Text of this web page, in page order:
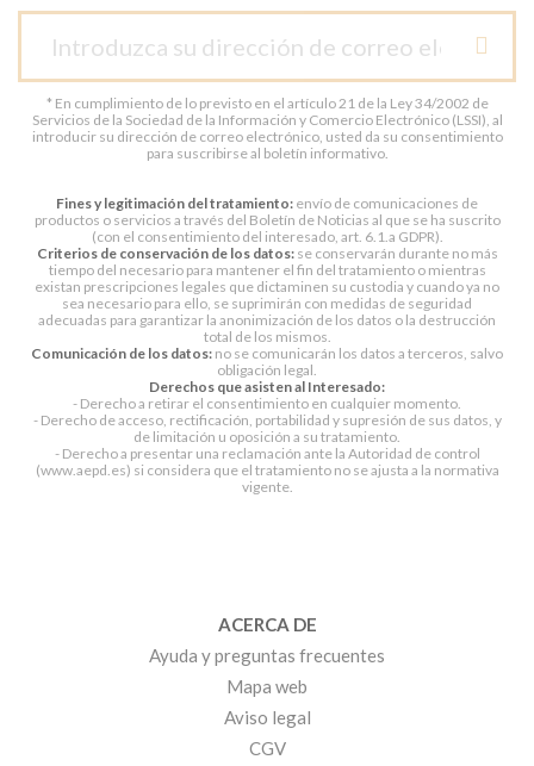
* En cumplimiento de lo previsto en el artículo 21 de la Ley 34/2002 de
Servicios de la Sociedad de la Información y Comercio Electrónico (LSSI), al
introducir su dirección de correo electrónico, usted da su consentimiento
para suscribirse al boletín informativo.
Fines y legitimación del tratamiento: envío de comunicaciones de
productos o servicios a través del Boletín de Noticias al que se ha suscrito
(con el consentimiento del interesado, art. 6.1.a GDPR).
Criterios de conservación de los datos:se conservarán durante no más
tiempo del necesario para mantener el fin del tratamiento o mientras
existan prescripciones legales que dictaminen su custodia y cuando ya no
sea necesario para ello, se suprimirán con medidas de seguridad
adecuadas para garantizar la anonimización de los datos o la destrucción
total de los mismos.
Comunicación de los datos: no se comunicarán los datos a terceros, salvo
obligación legal.
Derechos que asisten al Interesado:
- Derecho a retirar el consentimiento en cualquier momento.
- Derecho de acceso, rectificación, portabilidad y supresión de sus datos, y
de limitación u oposición a su tratamiento.
- Derecho a presentar una reclamación ante la Autoridad de control
(www.aepd.es) si considera que el tratamiento no se ajusta a la normativa
vigente.
ACERCA DE
Ayuda y preguntas frecuentes
Mapa web
Aviso legal
CGV